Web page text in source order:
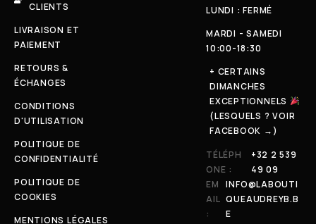
CLIENTS
LIVRAISON ET
PAIEMENT
RETOURS &
ÉCHANGES
CONDITIONS
D'UTILISATION
POLITIQUE DE
CONFIDENTIALITÉ
POLITIQUE DE
COOKIES
MENTIONS LÉGALES
LUNDI : FERMÉ
MARDI - SAMEDI
10:00-18:30
+ CERTAINS
DIMANCHES
EXCEPTIONNELS
(LESQUELS ? VOIR
FACEBOOK →)
TÉLÉPH
ONE :
+32 2 539
49 09
EM
AIL
:
INFO@LABOUTI
QUEAUDREYB.B
E